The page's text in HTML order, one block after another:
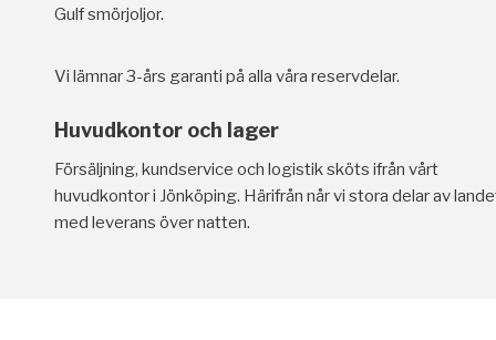
Gulf smörjoljor.
Vi lämnar 3-års garanti på alla våra reservdelar.
Huvudkontor och lager
Försäljning, kundservice och logistik sköts ifrån vårt
huvudkontor i Jönköping. Härifrån når vi stora delar av
med leverans över natten.